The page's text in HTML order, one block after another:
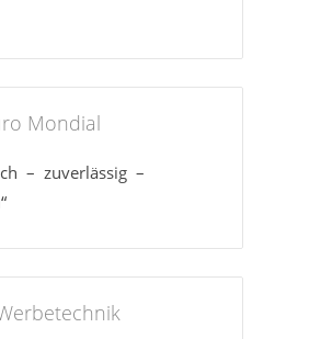
Mondial
– zuverlässig –